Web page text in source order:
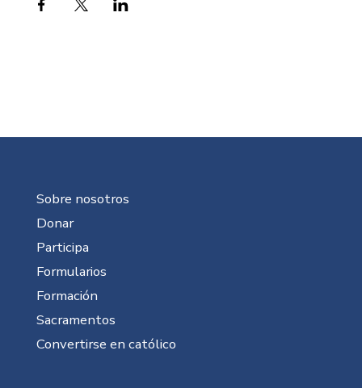
Sobre nosotros
Donar
Participa
Formularios
Formación
Sacramentos
Convertirse en católico